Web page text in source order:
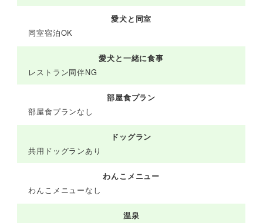
愛犬と同室
同室宿泊OK
愛犬と一緒に食事
レストラン同伴NG
部屋食プラン
部屋食プランなし
ドッグラン
共用ドッグランあり
わんこメニュー
わんこメニューなし
温泉